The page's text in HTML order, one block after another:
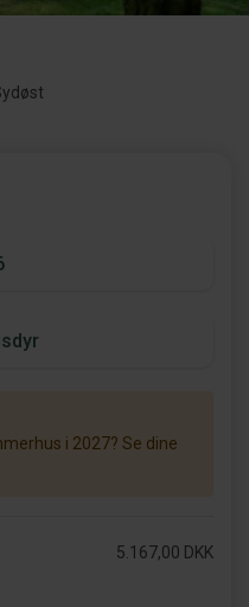
i 2027? Se dine
5.167,00 DKK